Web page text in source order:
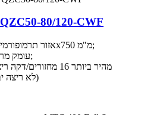
תרמופורמר QZC50-80/120-CWF
אזור תרמופורמינג בגודל 1.720x750 מ"מ;
2. עומק מרבי 100 מ"מ;
PET/PS.(לא ריצה יבשה)